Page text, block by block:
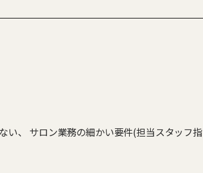
い、 サロン業務の細かい要件(担当スタッフ指